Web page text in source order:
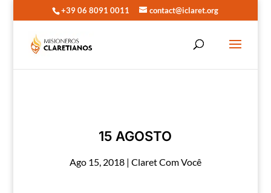
+39 06 8091 0011 contact@iclaret.org
15 AGOSTO
Ago 15, 2018| Claret Com Você